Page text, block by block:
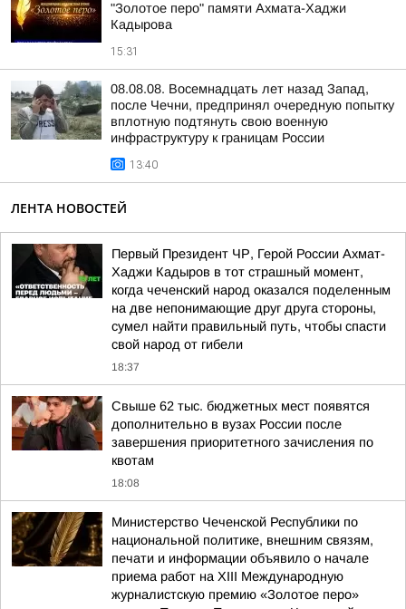
"Золотое перо" памяти Ахмата-Хаджи
Кадырова
15:31
08.08.08. Восемнадцать лет назад Запад,
после Чечни, предпринял очередную попытку
вплотную подтянуть свою военную
инфраструктуру к границам России
13:40
ЛЕНТА НОВОСТЕЙ
Первый Президент ЧР, Герой России Ахмат-
Хаджи Кадыров в тот страшный момент,
когда чеченский народ оказался поделенным
на две непонимающие друг друга стороны,
сумел найти правильный путь, чтобы спасти
свой народ от гибели
18:37
Свыше 62 тыс. бюджетных мест появятся
дополнительно в вузах России после
завершения приоритетного зачисления по
квотам
18:08
Министерство Чеченской Республики по
национальной политике, внешним связям,
печати и информации объявило о начале
приема работ на XIII Международную
журналистскую премию «Золотое перо»